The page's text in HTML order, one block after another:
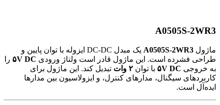
A0505S-2WR3
ماژول A0505S-2WR3
یک مبدل DC-DC ایزوله با توان پایین و
طراحی فشرده است. این ماژول قادر است ولتاژ ورودی ۵V DC
را
به خروجی ۵V DC با توان ۲ وات
تبدیل کند. این ماژول برای
کاربردهای سیگنال، مدارهای کنترل، و ایزولاسیون بین مدارها
ایده‌آل است.